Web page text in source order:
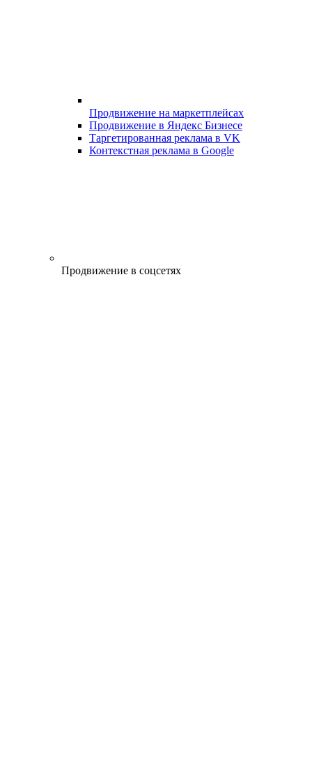
Продвижение на маркетплейсах
Продвижение в Яндекс Бизнесе
Таргетированная реклама в VK
Контекстная реклама в Google
Продвижение в соцсетях